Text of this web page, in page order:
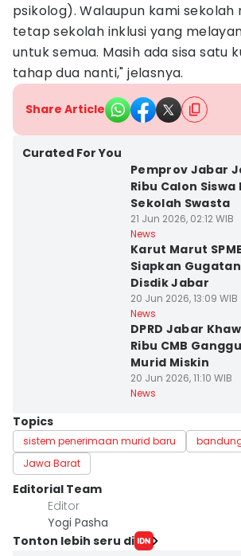
psikolog). Walaupun kami sekolah
tetap sekolah inklusi yang
untuk semua. Masih ada sisa satu
tahap dua nanti," jelasnya.
Share Article
Curated For You
Pemprov Jabar
Ribu Calon Siswa
Sekolah Swasta
21 Jun 2026, 02:12 WIB
News
Karut Marut
Siapkan Gugatan
Disdik Jabar
20 Jun 2026, 13:09 WIB
News
DPRD Jabar
Ribu CMB
Murid Miskin
20 Jun 2026, 11:10 WIB
News
Topics
sistem penerimaan murid baru
Jawa Barat
Editorial Team
Editor
Yogi Pasha
Tonton lebih seru di